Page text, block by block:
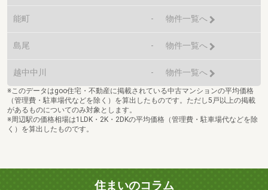
能町 - 物件一覧へ
島尾 - 物件一覧へ
越中中川 - 物件一覧へ
※このデータはgoo住宅・不動産に掲載されている中古マンションの平均価格
（管理費・駐車場代などを除く）を算出したものです。ただし5戸以上の掲載
があるものについてのみ対象とします。
※周辺駅の価格相場は1LDK・2K・2DKの平均価格（管理費・駐車場代などを除
く）を算出したものです。
住まいのコラム